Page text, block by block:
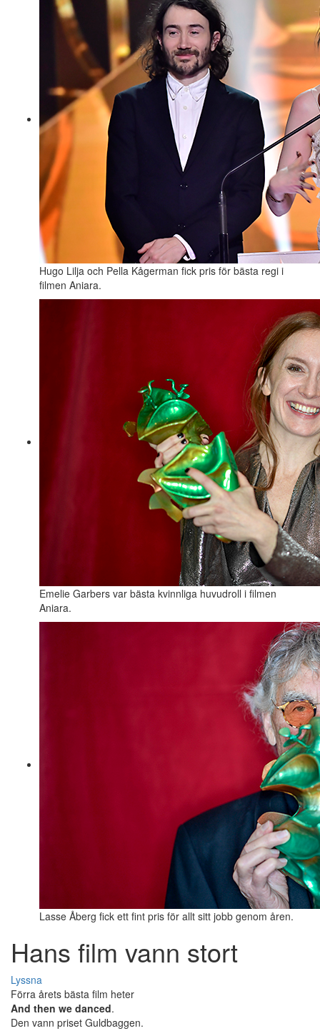
Hugo Lilja och Pella Kågerman fick pris för bästa regi i
filmen Aniara.
Emelie Garbers var bästa kvinnliga huvudroll i filmen
Aniara.
Lasse Åberg fick ett fint pris för allt sitt jobb genom åren.
Hans film vann stort
Lyssna
Förra årets bästa film heter
And then we danced.
Den vann priset Guldbaggen.